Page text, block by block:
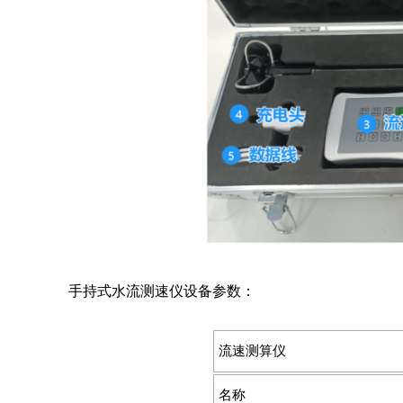
手持式水流测速仪设备参数：
流速测算仪
名称